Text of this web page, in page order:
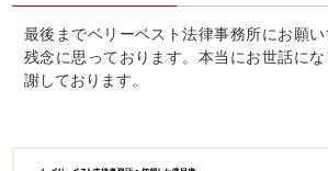
最後までベリーベスト法律事務所にお願
残念に思っております。本当にお世話に
謝しております。